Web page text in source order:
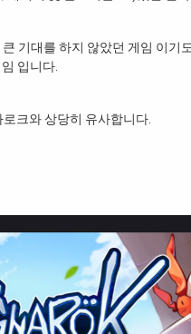
기대를 하지 않았던 게임 이기
입니다.
크와 상당히 유사합니다.